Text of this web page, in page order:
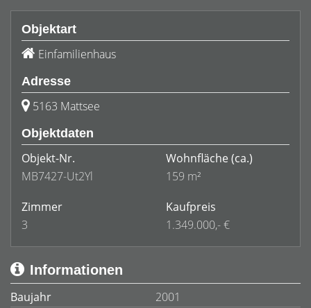
Objektart
Einfamilienhaus
Adresse
5163 Mattsee
Objektdaten
Objekt-Nr.
MB7427-Ut2Yl
Wohnfläche (ca.)
159 m²
Zimmer
3
Kaufpreis
1.349.000,- €
Informationen
Baujahr
2001